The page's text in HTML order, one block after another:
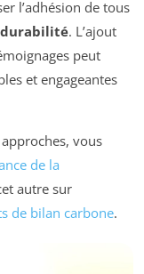
l’adhésion de tous
durabilité. L’ajout
peut
et engageantes
vous
de la
autre sur
de bilan carbone.